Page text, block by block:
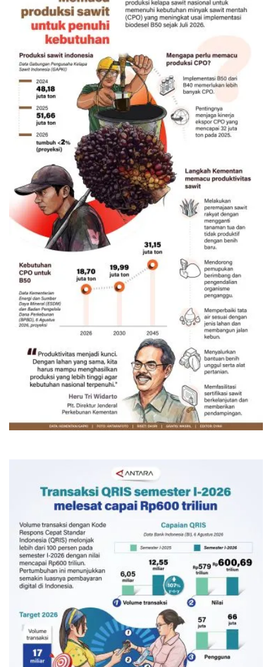
Memacu produksi sawit untuk
penuhi kebutuhan
15 menit lalu